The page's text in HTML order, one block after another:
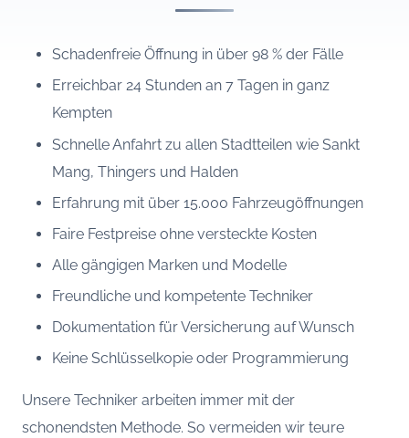
Schadenfreie Öffnung in über 98 % der Fälle
Erreichbar 24 Stunden an 7 Tagen in ganz
Kempten
Schnelle Anfahrt zu allen Stadtteilen wie Sankt
Mang, Thingers und Halden
Erfahrung mit über 15.000 Fahrzeugöffnungen
Faire Festpreise ohne versteckte Kosten
Alle gängigen Marken und Modelle
Freundliche und kompetente Techniker
Dokumentation für Versicherung auf Wunsch
Keine Schlüsselkopie oder Programmierung
Unsere Techniker arbeiten immer mit der
schonendsten Methode. So vermeiden wir teure